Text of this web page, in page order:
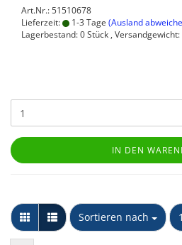
Art.Nr.: 51510678
Lieferzeit:
1-3 Tage (Ausland
Lagerbestand: 0 Stück , Versandgewicht:
IN DEN
Sortieren nach
Sortieren nach